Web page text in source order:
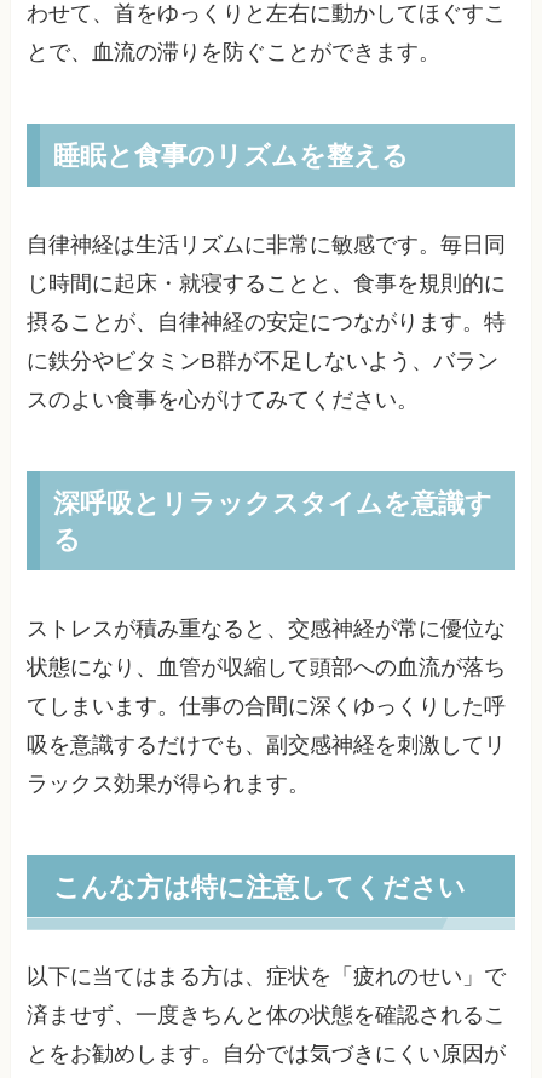
わせて、首をゆっくりと左右に動かしてほぐすこ
とで、血流の滞りを防ぐことができます。
睡眠と食事のリズムを整える
自律神経は生活リズムに非常に敏感です。毎日同
じ時間に起床・就寝することと、食事を規則的に
摂ることが、自律神経の安定につながります。特
に鉄分やビタミンB群が不足しないよう、バラン
スのよい食事を心がけてみてください。
深呼吸とリラックスタイムを意識す
る
ストレスが積み重なると、交感神経が常に優位な
状態になり、血管が収縮して頭部への血流が落ち
てしまいます。仕事の合間に深くゆっくりした呼
吸を意識するだけでも、副交感神経を刺激してリ
ラックス効果が得られます。
こんな方は特に注意してください
以下に当てはまる方は、症状を「疲れのせい」で
済ませず、一度きちんと体の状態を確認されるこ
とをお勧めします。自分では気づきにくい原因が